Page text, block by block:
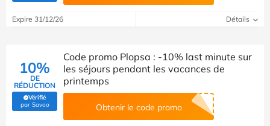
Expire 31/12/26 Détails
10%
DE
RÉDUCTION
Vérifié
par Savoo(Vérifié par Savoo)
Code promo Plopsa : -10% last minute sur
les séjours pendant les vacances de
printemps
Obtenir le code promo